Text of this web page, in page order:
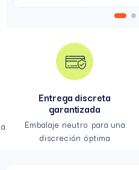
Entrega discreta
garantizada
Embalaje neutro para una
discreción óptima